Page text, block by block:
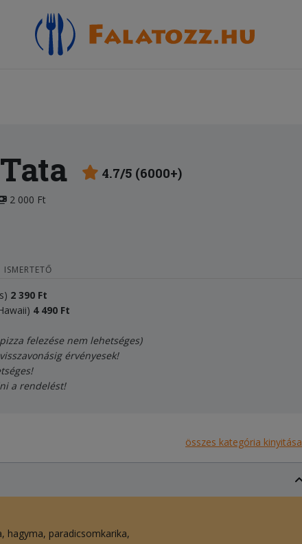
4.7/5 (6000+)
2 000 Ft
ISMERTETŐ
2 390 Ft
4490 Ft
felezése nem lehetséges)
érvényesek!
a rendelést!
összes kategória kinyitása
hagyma paradicsomkarika